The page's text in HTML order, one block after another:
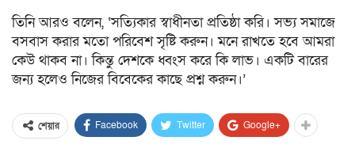
তিনি আরও বলেন, ‘সত্যিকার স্বাধীনতা প্রতিষ্ঠা করি। সভ্য সমাজে
বসবাস করার মতো পরিবেশ সৃষ্টি করুন। মনে রাখতে হবে আমরা
কেউ থাকব না। কিন্তু দেশকে ধ্বংস করে কি লাভ। একটি বারের
জন্য হলেও নিজের বিবেকের কাছে প্রশ্ন করুন।’
শেয়ার Facebook Twitter Google+